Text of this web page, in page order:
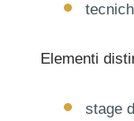
Elementi
stage